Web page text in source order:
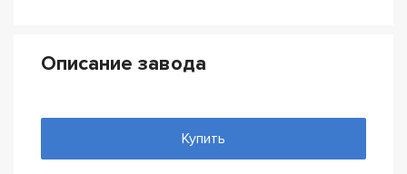
Описание завода
Купить